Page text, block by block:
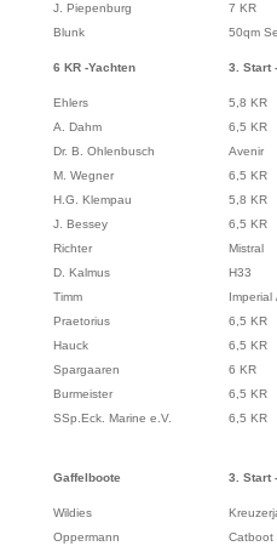
J. Piepenburg
7 KR
Blunk 50qm
6 KR -Yachten 3. Start -
Ehlers
5,8 KR
A. Dahm
6,5 KR
Dr. B. Ohlenbusch
Avenir
M. Wegner
6,5 KR
H.G. Klempau
5,8 KR
J. Bessey
6,5 KR
Richter
Mistral
D. Kalmus
H33
Timm
Imperial
Praetorius
6,5 KR
Hauck
6,5 KR
Spargaaren
6 KR
Burmeister
6,5 KR
SSp.Eck. Marine e.V.
6,5 KR
Gaffelboote 3. Start -
Wildies
Oppermann Catboot